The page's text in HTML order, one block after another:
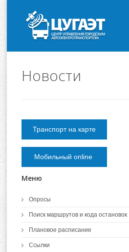
Новости
Транспорт на карте
Мобильный online
Меню
Опросы
Поиск маршрутов и кода остановок
Плановое расписание
Ссылки